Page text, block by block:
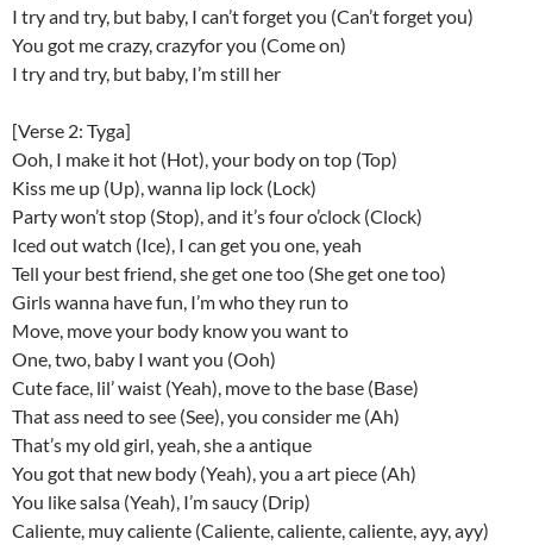
I try and try, but baby, I can’t forget you (Can’t forget you)
You got me crazy, crazyfor you (Come on)
I try and try, but baby, I’m still her
[Verse 2: Tyga]
Ooh, I make it hot (Hot), your body on top (Top)
Kiss me up (Up), wanna lip lock (Lock)
Party won’t stop (Stop), and it’s four o’clock (Clock)
Iced out watch (Ice), I can get you one, yeah
Tell your best friend, she get one too (She get one too)
Girls wanna have fun, I’m who they run to
Move, move your body know you want to
One, two, baby I want you (Ooh)
Cute face, lil’ waist (Yeah), move to the base (Base)
That ass need to see (See), you consider me (Ah)
That’s my old girl, yeah, she a antique
You got that new body (Yeah), you a art piece (Ah)
You like salsa (Yeah), I’m saucy (Drip)
Caliente, muy caliente (Caliente, caliente, caliente, ayy, ayy)